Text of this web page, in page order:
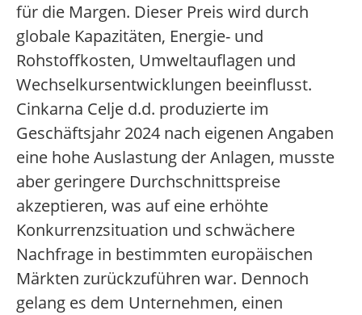
für die Margen. Dieser Preis wird durch
globale Kapazitäten, Energie- und
Rohstoffkosten, Umweltauflagen und
Wechselkursentwicklungen beeinflusst.
Cinkarna Celje d.d. produzierte im
Geschäftsjahr 2024 nach eigenen Angaben
eine hohe Auslastung der Anlagen, musste
aber geringere Durchschnittspreise
akzeptieren, was auf eine erhöhte
Konkurrenzsituation und schwächere
Nachfrage in bestimmten europäischen
Märkten zurückzuführen war. Dennoch
gelang es dem Unternehmen, einen